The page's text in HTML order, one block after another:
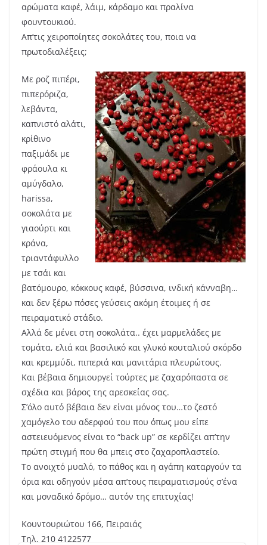
αρώματα καφέ, λάιμ, κάρδαμο και πραλίνα
φουντουκιού.
Απ’τις χειροποίητες σοκολάτες του, ποια να
πρωτοδιαλέξεις;
Με ροζ πιπέρι,
πιπερόριζα,
λεβάντα,
καπνιστό αλάτι,
κρίθινο
παξιμάδι με
φράουλα κι
αμύγδαλο,
harissa,
σοκολάτα με
γιαούρτι και
κράνα,
τριαντάφυλλο
με τσάι και
βατόμουρο, κόκκους καφέ, βύσσινα, ινδική κάνναβη…
και δεν ξέρω πόσες γεύσεις ακόμη έτοιμες ή σε
πειραματικό στάδιο.
Αλλά δε μένει στη σοκολάτα.. έχει μαρμελάδες με
τομάτα, ελιά και βασιλικό και γλυκό κουταλιού σκόρδο
και κρεμμύδι, πιπεριά και μανιτάρια πλευρώτους.
Και βέβαια δημιουργεί τούρτες με ζαχαρόπαστα σε
σχέδια και βάρος της αρεσκείας σας.
Σ’όλο αυτό βέβαια δεν είναι μόνος του…το ζεστό
χαμόγελο του αδερφού του που όπως μου είπε
αστειευόμενος είναι το “back up” σε κερδίζει απ’την
πρώτη στιγμή που θα μπεις στο ζαχαροπλαστείο.
Το ανοιχτό μυαλό, το πάθος και η αγάπη καταργούν τα
όρια και οδηγούν μέσα απ’τους πειραματισμούς σ’ένα
και μοναδικό δρόμο… αυτόν της επιτυχίας!
Κουντουριώτου 166, Πειραιάς
Τηλ. 210 4122577